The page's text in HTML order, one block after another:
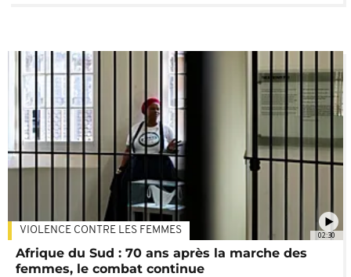
02:30
VIOLENCE CONTRE LES FEMMES
Afrique du Sud : 70 ans après la marche des
femmes, le combat continue